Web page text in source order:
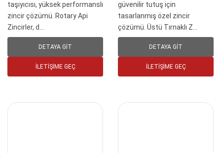
taşıyıcısı, yüksek performanslı
zincir çözümü. Rotary Api
Zincirler, d...
DETAYA GIT
İLETIŞIME GEÇ
güvenilir tutuş için
tasarlanmış özel zincir
çözümü. Üstü Tırnaklı Z...
DETAYA GIT
İLETIŞIME GEÇ